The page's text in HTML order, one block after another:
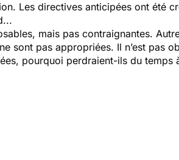
Les directives anticipées ont été
mais pas contraignantes.
sont pas appropriées. Il n’est pas
pourquoi perdraient-ils du temps